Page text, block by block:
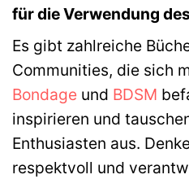
für die Verwendung
Es gibt zahlreiche
Communities, die sich
Bondage und BDSM
inspirieren und
Enthusiasten aus.
respektvoll und